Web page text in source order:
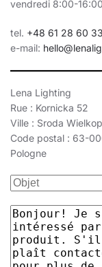
vendredi 8:00-16:00
tel. +48 61 28 60
e-mail:
Lena Lighting
Rue : Kornicka 52
Ville : Sroda
Code postal : 63-
Pologne